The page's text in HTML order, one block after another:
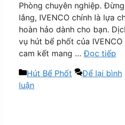
Phòng chuyên nghiệp.
lắng, IVENCO chính là lựa
hoàn hảo dành cho bạn.
vụ hút bể phốt của IVENCO
cam kết mang …Đọc tiếp
Danh
mục
Hút Bể Phốt
Để lại bình
luận